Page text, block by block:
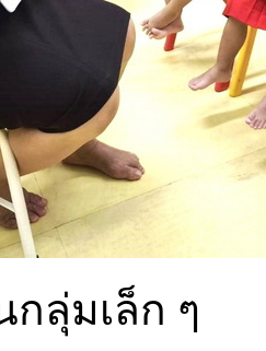
ลุ่มเล็ก ๆ